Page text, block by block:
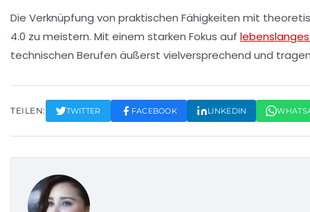
Die Verknüpfung von praktischen Fähigkeiten mit
4.0 zu meistern. Mit einem starken Fokus auf
technischen Berufen äußerst vielversprechend und
TEILEN: TWITTER FACEBOOK LINKEDIN